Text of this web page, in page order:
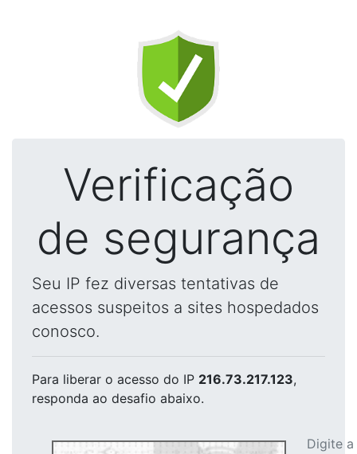
Verificação
de segurança
Seu IP fez diversas tentativas de
acessos suspeitos a sites hospedados
conosco.
Para liberar o acesso do IP 216.73.217.123,
responda ao desafio abaixo.
Digite